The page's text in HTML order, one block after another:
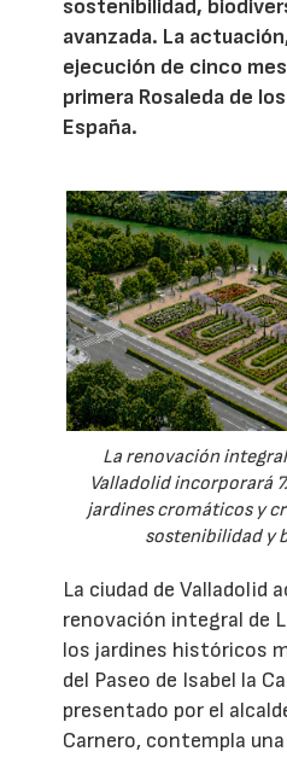
sostenibilidad,
avanzada. La
ejecución de cinco
primera Rosaleda de
España.
La renovación
Valladolid incorporará
jardines cromáticos y
sostenibilidad y
La ciudad de Valladolid
renovación integral de
los jardines históricos
del Paseo de Isabel la
presentado por el
Carnero, contempla